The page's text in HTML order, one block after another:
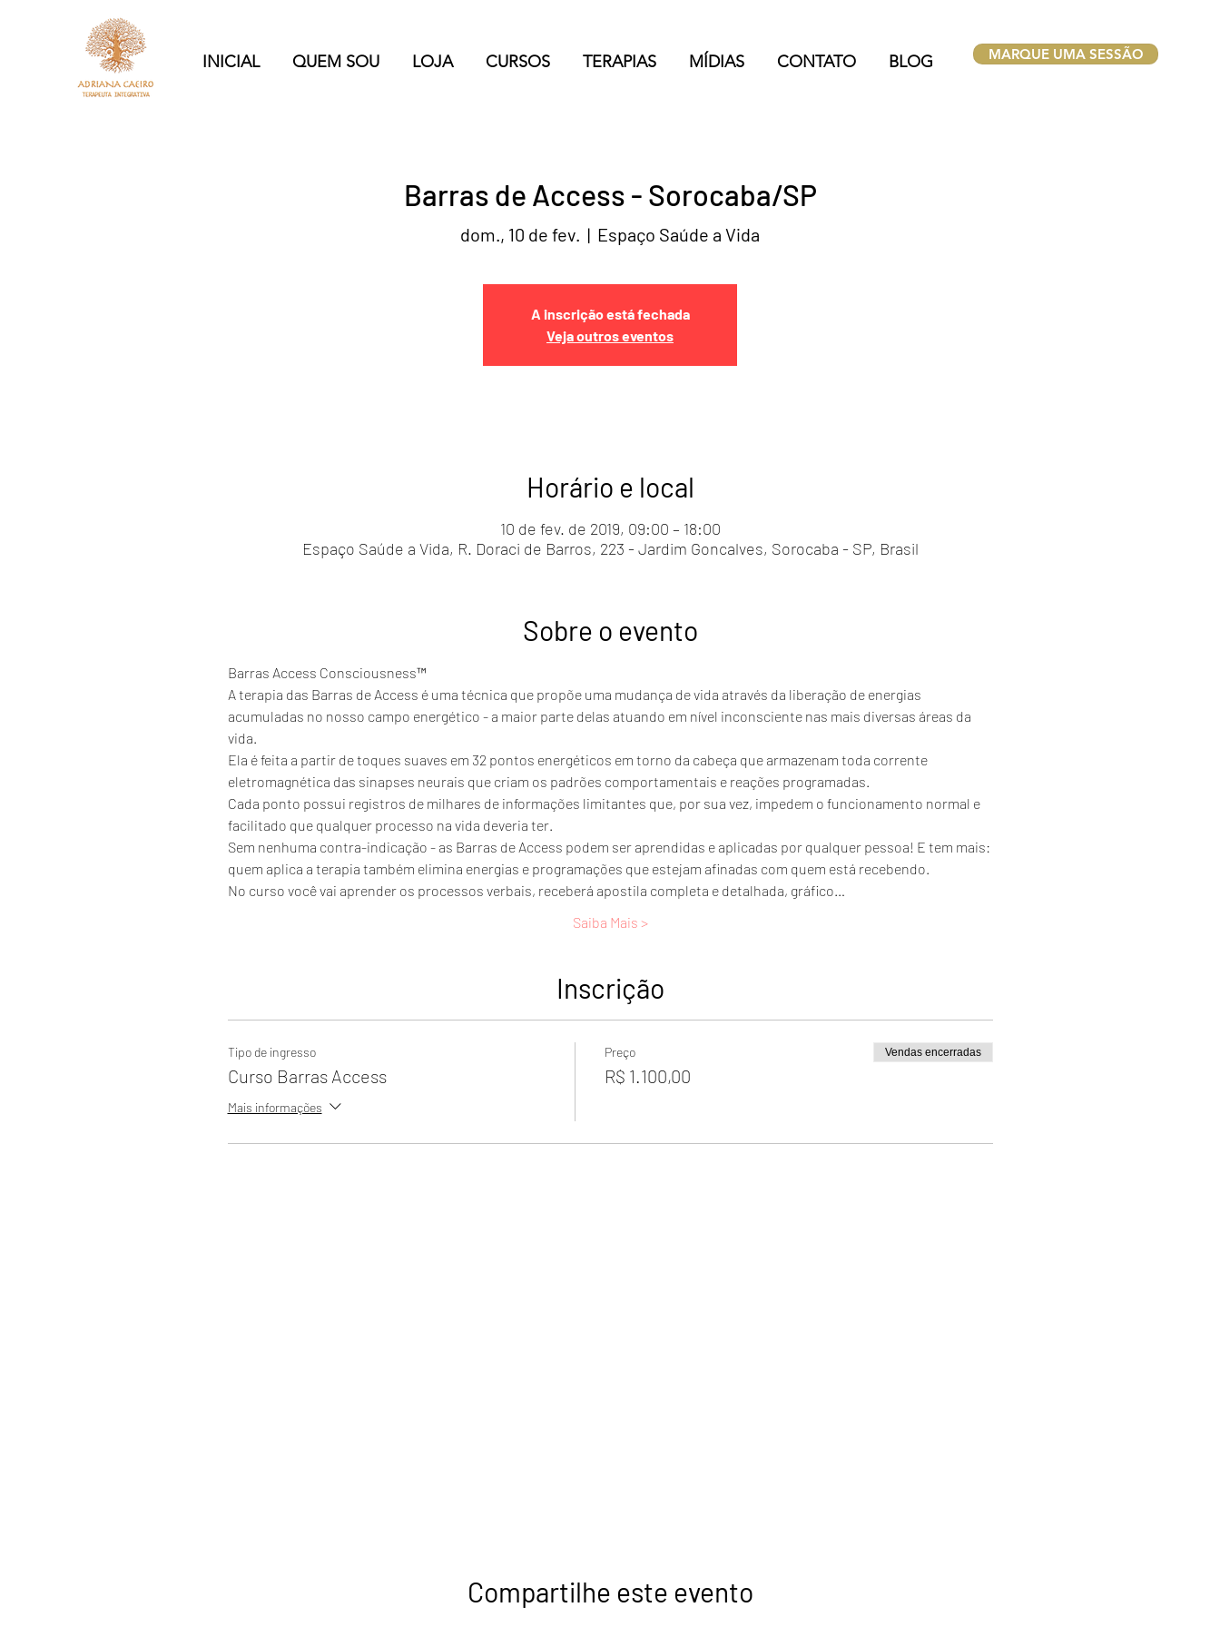
INICIAL QUEM SOU LOJA CURSOS TERAPIAS MÍDIAS CONTATO BLOG MARQUE UMA SESSÃO
Barras de Access - Sorocaba/SP
dom., 10 de fev.
  |
Espaço Saúde a Vida
A inscrição está fechada
Veja outros eventos
Horário e local
10 de fev. de 2019, 09:00 – 18:00
Espaço Saúde a Vida, R. Doraci de Barros, 223 - Jardim Goncalves, Sorocaba - SP, Brasil
Sobre o evento
Barras Access Consciousness™
A terapia das Barras de Access é uma técnica que propõe uma mudança de vida através da liberação de energias
acumuladas no nosso campo energético - a maior parte delas atuando em nível inconsciente nas mais diversas áreas da
vida.
Ela é feita a partir de toques suaves em 32 pontos energéticos em torno da cabeça que armazenam toda corrente
eletromagnética das sinapses neurais que criam os padrões comportamentais e reações programadas.
Cada ponto possui registros de milhares de informações limitantes que, por sua vez, impedem o funcionamento normal e
facilitado que qualquer processo na vida deveria ter.
Sem nenhuma contra-indicação - as Barras de Access podem ser aprendidas e aplicadas por qualquer pessoa! E tem mais:
quem aplica a terapia também elimina energias e programações que estejam afinadas com quem está recebendo.
No curso você vai aprender os processos verbais, receberá apostila completa e detalhada, gráfico…
Saiba Mais >
Inscrição
Tipo de ingresso
Curso Barras Access
Mais informações
Preço
R$ 1.100,00
Vendas encerradas
Compartilhe este evento